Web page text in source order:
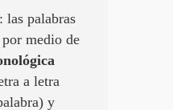
: las palabras
medio de
a letra
y